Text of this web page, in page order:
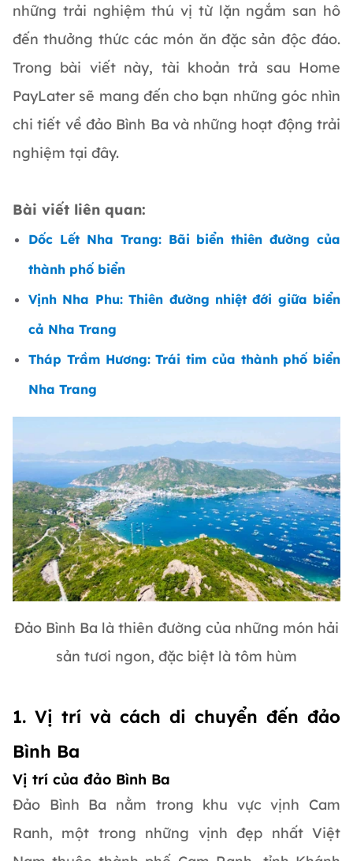
những trải nghiệm thú vị từ lặn ngắm san hô
đến thưởng thức các món ăn đặc sản độc đáo.
Trong bài viết này, tài khoản trả sau Home
PayLater sẽ mang đến cho bạn những góc nhìn
chi tiết về đảo Bình Ba và những hoạt động trải
nghiệm tại đây.
Bài viết liên quan:
Dốc Lết Nha Trang: Bãi biển thiên đường của
thành phố biển
Vịnh Nha Phu: Thiên đường nhiệt đới giữa biển
cả Nha Trang
Tháp Trầm Hương: Trái tim của thành phố biển
Nha Trang
Đảo Bình Ba là thiên đường của những món hải
sản tươi ngon, đặc biệt là tôm hùm
1. Vị trí và cách di chuyển đến đảo
Bình Ba
Vị trí của đảo Bình Ba
Đảo Bình Ba nằm trong khu vực vịnh Cam
Ranh, một trong những vịnh đẹp nhất Việt